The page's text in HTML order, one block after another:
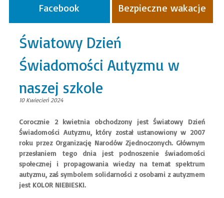
Facebook Bezpieczne wakacje
Światowy Dzień
Świadomości Autyzmu w
naszej szkole
10 Kwiecień 2024
Corocznie 2 kwietnia obchodzony jest Światowy Dzień
Świadomości Autyzmu, który został ustanowiony w 2007
roku przez Organizację Narodów Zjednoczonych. Głównym
przesłaniem tego dnia jest podnoszenie świadomości
społecznej i propagowania wiedzy na temat spektrum
autyzmu, zaś symbolem solidarności z osobami z autyzmem
jest KOLOR NIEBIESKI.